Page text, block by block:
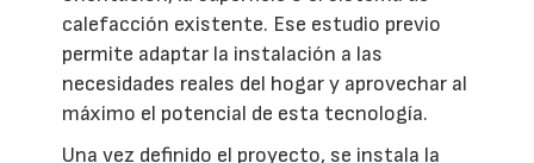
calefacción existente. Ese estudio previo
permite adaptar la instalación a las
necesidades reales del hogar y aprovechar al
máximo el potencial de esta tecnología.
Una vez definido el proyecto, se instala la